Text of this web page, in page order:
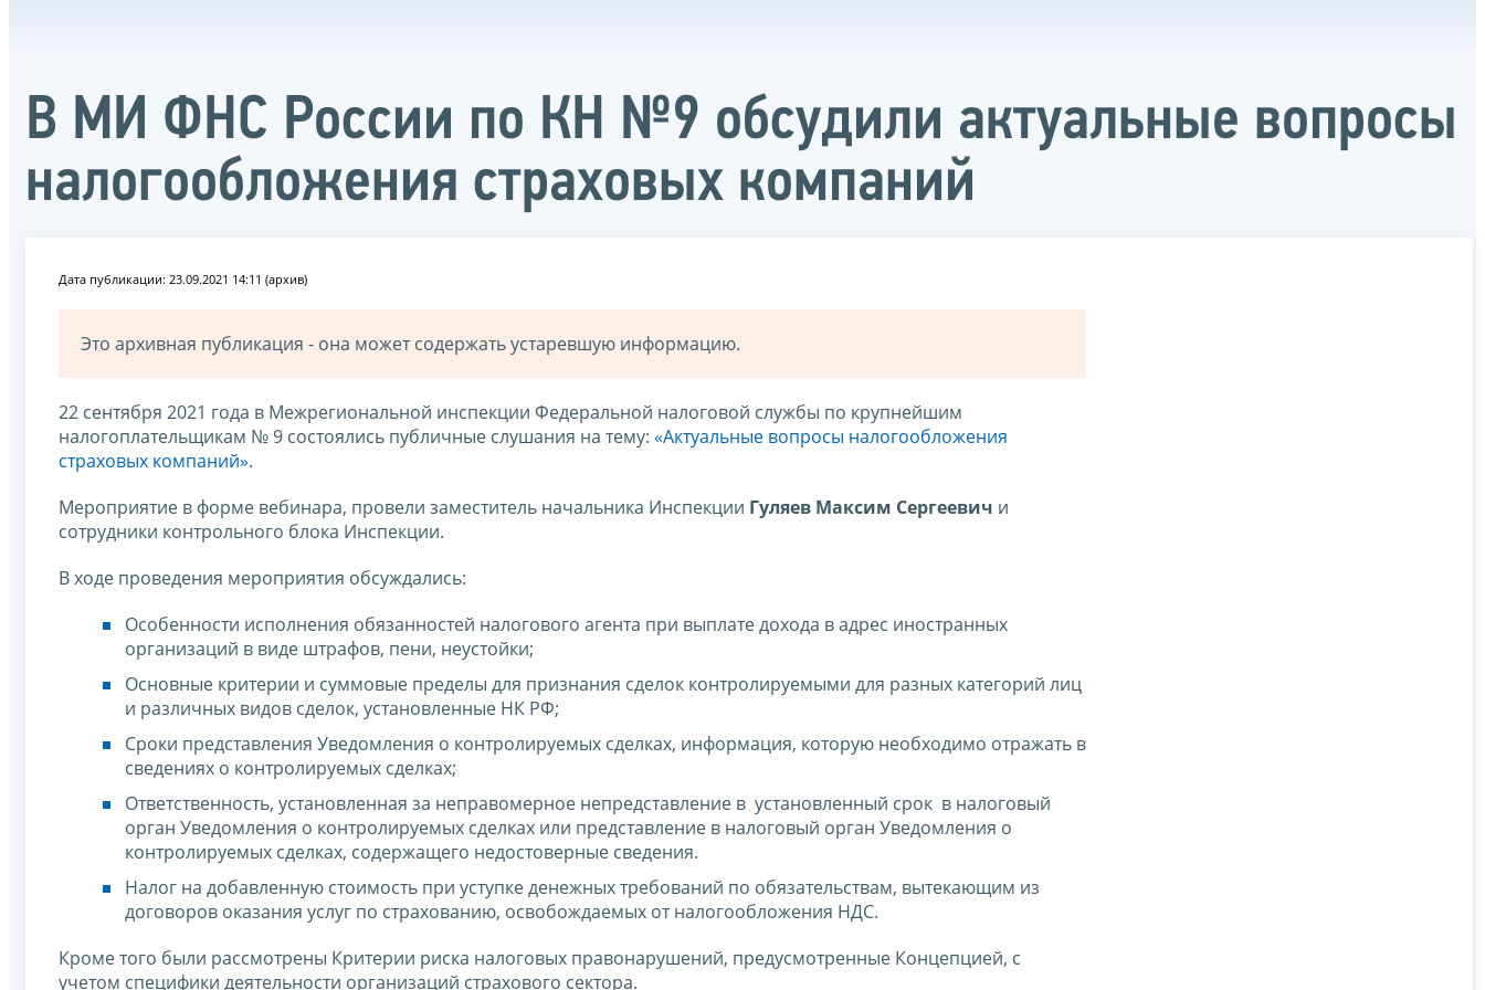
В МИ ФНС России по КН №9 обсудили актуальные вопросы
налогообложения страховых компаний
Дата публикации: 23.09.2021 14:11 (архив)
Это архивная публикация - она может содержать устаревшую информацию.
22 сентября 2021 года в Межрегиональной инспекции Федеральной налоговой службы по крупнейшим
налогоплательщикам № 9 состоялись публичные слушания на тему: «Актуальные вопросы налогообложения
страховых компаний».
Мероприятие в форме вебинара, провели заместитель начальника Инспекции Гуляев Максим Сергеевич и
сотрудники контрольного блока Инспекции.
В ходе проведения мероприятия обсуждались:
Особенности исполнения обязанностей налогового агента при выплате дохода в адрес иностранных
организаций в виде штрафов, пени, неустойки;
Основные критерии и суммовые пределы для признания сделок контролируемыми для разных категорий лиц
и различных видов сделок, установленные НК РФ;
Сроки представления Уведомления о контролируемых сделках, информация, которую необходимо отражать в
сведениях о контролируемых сделках;
Ответственность, установленная за неправомерное непредставление в установленный срок в налоговый
орган Уведомления о контролируемых сделках или представление в налоговый орган Уведомления о
контролируемых сделках, содержащего недостоверные сведения.
Налог на добавленную стоимость при уступке денежных требований по обязательствам, вытекающим из
договоров оказания услуг по страхованию, освобождаемых от налогообложения НДС.
Кроме того были рассмотрены Критерии риска налоговых правонарушений, предусмотренные Концепцией, с
учетом специфики деятельности организаций страхового сектора.